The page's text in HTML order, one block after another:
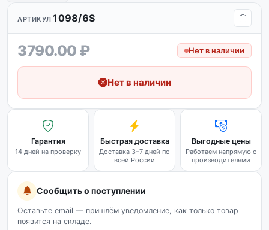
АРТИКУЛ 1098/6S
3790.00 ₽ Нет в наличии
Нет в наличии
Гарантия
14 дней на проверку
Быстрая доставка
Доставка 3–7 дней по
всей России
Выгодные цены
Работаем напрямую с
производителями
Сообщить о поступлении
Оставьте email — пришлём уведомление, как только товар
появится на складе.